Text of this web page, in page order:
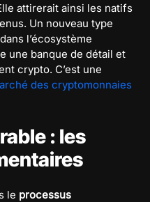
attirerait ainsi les natifs
Un nouveau type
l’écosystème
une banque de détail et
crypto. C’est une
des cryptomonnaies
: les
le processus